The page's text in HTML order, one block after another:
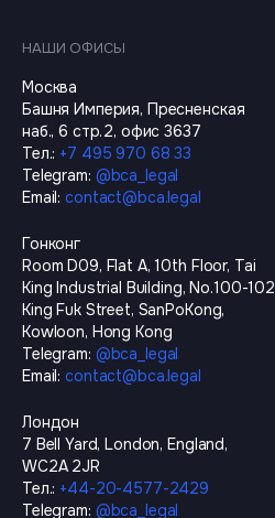
НАШИ ОФИСЫ
Москва
Башня Империя, Пресненская
наб., 6 стр.2, офис 3637
Тел.: +7 495 970 68 33
Telegram: @bca_legal
Email: contact@bca.legal
Гонконг
Room D09, Flat A, 10th Floor, Tai
King Industrial Building, No.100-102
King Fuk Street, SanPoKong,
Kowloon, Hong Kong
Telegram: @bca_legal
Email: contact@bca.legal
Лондон
7 Bell Yard, London, England,
WC2A 2JR
Тел.: +44-20-4577-2429
Telegram: @bca_legal